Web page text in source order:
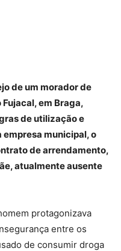
de um morador de
em Braga,
de utilização e
empresa municipal, o
de arrendamento,
atualmente ausente
protagonizava
entre os
de consumir droga